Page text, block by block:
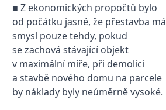
■ Z ekonomických propočtů bylo
od počátku jasné, že přestavba má
smysl pouze tehdy, pokud
se zachová stávající objekt
v maximální míře, při demolici
a stavbě nového domu na parcele
by náklady byly neúměrně vysoké.